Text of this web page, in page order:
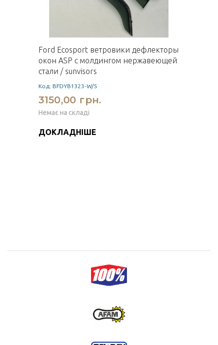
Ford Ecosport ветровики дефлекторы
окон ASP с молдингом нержавеющей
стали / sunvisors
Код: BFDYB1323-W/S
3150,00 грн.
Немає на складі
ДОКЛАДНІШЕ